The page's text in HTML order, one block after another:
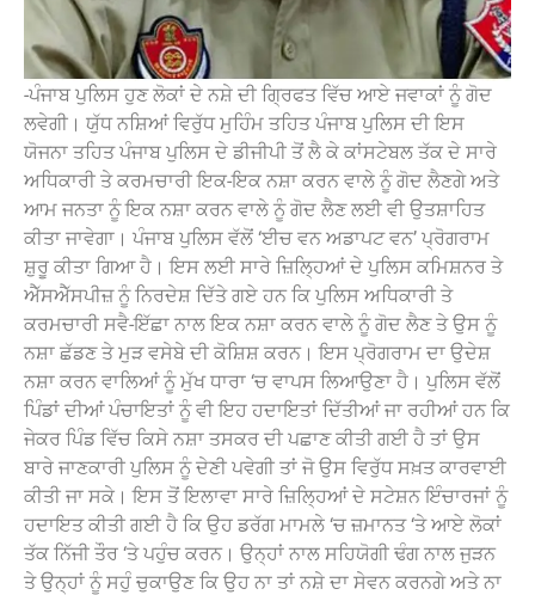
-ਪੰਜਾਬ ਪੁਲਿਸ ਹੁਣ ਲੋਕਾਂ ਦੇ ਨਸ਼ੇ ਦੀ ਗ੍ਰਿਫਤ ਵਿੱਚ ਆਏ ਜਵਾਕਾਂ ਨੂੰ ਗੋਦ
ਲਵੇਗੀ। ਯੁੱਧ ਨਸ਼ਿਆਂ ਵਿਰੁੱਧ ਮੁਹਿੰਮ ਤਹਿਤ ਪੰਜਾਬ ਪੁਲਿਸ ਦੀ ਇਸ
ਯੋਜਨਾ ਤਹਿਤ ਪੰਜਾਬ ਪੁਲਿਸ ਦੇ ਡੀਜੀਪੀ ਤੋਂ ਲੈ ਕੇ ਕਾਂਸਟੇਬਲ ਤੱਕ ਦੇ ਸਾਰੇ
ਅਧਿਕਾਰੀ ਤੇ ਕਰਮਚਾਰੀ ਇਕ-ਇਕ ਨਸ਼ਾ ਕਰਨ ਵਾਲੇ ਨੂੰ ਗੋਦ ਲੈਣਗੇ ਅਤੇ
ਆਮ ਜਨਤਾ ਨੂੰ ਇਕ ਨਸ਼ਾ ਕਰਨ ਵਾਲੇ ਨੂੰ ਗੋਦ ਲੈਣ ਲਈ ਵੀ ਉਤਸ਼ਾਹਿਤ
ਕੀਤਾ ਜਾਵੇਗਾ। ਪੰਜਾਬ ਪੁਲਿਸ ਵੱਲੋਂ ‘ਈਚ ਵਨ ਅਡਾਪਟ ਵਨ’ ਪ੍ਰੋਗਰਾਮ
ਸ਼ੁਰੂ ਕੀਤਾ ਗਿਆ ਹੈ। ਇਸ ਲਈ ਸਾਰੇ ਜ਼ਿਲ੍ਹਿਆਂ ਦੇ ਪੁਲਿਸ ਕਮਿਸ਼ਨਰ ਤੇ
ਐੱਸਐੱਸਪੀਜ਼ ਨੂੰ ਨਿਰਦੇਸ਼ ਦਿੱਤੇ ਗਏ ਹਨ ਕਿ ਪੁਲਿਸ ਅਧਿਕਾਰੀ ਤੇ
ਕਰਮਚਾਰੀ ਸਵੈ-ਇੱਛਾ ਨਾਲ ਇਕ ਨਸ਼ਾ ਕਰਨ ਵਾਲੇ ਨੂੰ ਗੋਦ ਲੈਣ ਤੇ ਉਸ ਨੂੰ
ਨਸ਼ਾ ਛੱਡਣ ਤੇ ਮੁੜ ਵਸੇਬੇ ਦੀ ਕੋਸ਼ਿਸ਼ ਕਰਨ। ਇਸ ਪ੍ਰੋਗਰਾਮ ਦਾ ਉਦੇਸ਼
ਨਸ਼ਾ ਕਰਨ ਵਾਲਿਆਂ ਨੂੰ ਮੁੱਖ ਧਾਰਾ ‘ਚ ਵਾਪਸ ਲਿਆਉਣਾ ਹੈ। ਪੁਲਿਸ ਵੱਲੋਂ
ਪਿੰਡਾਂ ਦੀਆਂ ਪੰਚਾਇਤਾਂ ਨੂੰ ਵੀ ਇਹ ਹਦਾਇਤਾਂ ਦਿੱਤੀਆਂ ਜਾ ਰਹੀਆਂ ਹਨ ਕਿ
ਜੇਕਰ ਪਿੰਡ ਵਿੱਚ ਕਿਸੇ ਨਸ਼ਾ ਤਸਕਰ ਦੀ ਪਛਾਣ ਕੀਤੀ ਗਈ ਹੈ ਤਾਂ ਉਸ
ਬਾਰੇ ਜਾਣਕਾਰੀ ਪੁਲਿਸ ਨੂੰ ਦੇਣੀ ਪਵੇਗੀ ਤਾਂ ਜੋ ਉਸ ਵਿਰੁੱਧ ਸਖ਼ਤ ਕਾਰਵਾਈ
ਕੀਤੀ ਜਾ ਸਕੇ। ਇਸ ਤੋਂ ਇਲਾਵਾ ਸਾਰੇ ਜ਼ਿਲ੍ਹਿਆਂ ਦੇ ਸਟੇਸ਼ਨ ਇੰਚਾਰਜਾਂ ਨੂੰ
ਹਦਾਇਤ ਕੀਤੀ ਗਈ ਹੈ ਕਿ ਉਹ ਡਰੱਗ ਮਾਮਲੇ ‘ਚ ਜ਼ਮਾਨਤ ‘ਤੇ ਆਏ ਲੋਕਾਂ
ਤੱਕ ਨਿੱਜੀ ਤੌਰ ‘ਤੇ ਪਹੁੰਚ ਕਰਨ। ਉਨ੍ਹਾਂ ਨਾਲ ਸਹਿਯੋਗੀ ਢੰਗ ਨਾਲ ਜੁੜਨ
ਤੇ ਉਨ੍ਹਾਂ ਨੂੰ ਸਹੁੰ ਚੁਕਾਉਣ ਕਿ ਉਹ ਨਾ ਤਾਂ ਨਸ਼ੇ ਦਾ ਸੇਵਨ ਕਰਨਗੇ ਅਤੇ ਨਾ